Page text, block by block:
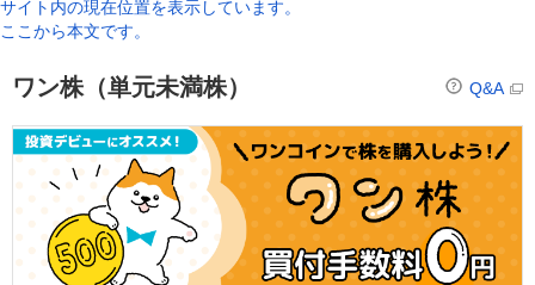
サイト内の現在位置を表示しています。
ここから本文です。
ワン株（単元未満株） Q&A